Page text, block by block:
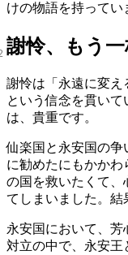
けの物語を持ってい
謝怜、もう
謝怜は「永遠に変え
という信念を貫い
は、貴重です。
仙楽国と永安国の争
に勧めたにもかか
の国を救いたくて、
てしまいました。結
永安国において、
対立の中で、永安王